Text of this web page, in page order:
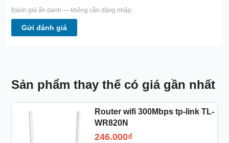
Đánh giá ẩn danh — không cần đăng nhập.
Gửi đánh giá
Sản phẩm thay thế có giá gần nhất
Router wifi 300Mbps tp-link TL-
WR820N
246.000₫